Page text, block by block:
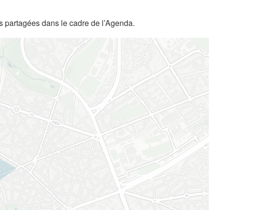
dans le cadre de l’Agenda.